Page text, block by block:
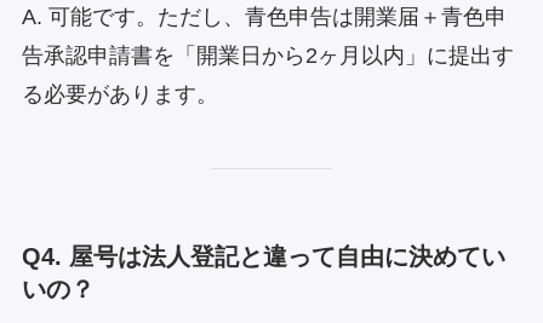
A. 可能です。ただし、青色申告は開業届＋青色申
告承認申請書を「開業日から2ヶ月以内」に提出す
る必要があります。
Q4. 屋号は法人登記と違って自由に決めてい
いの？